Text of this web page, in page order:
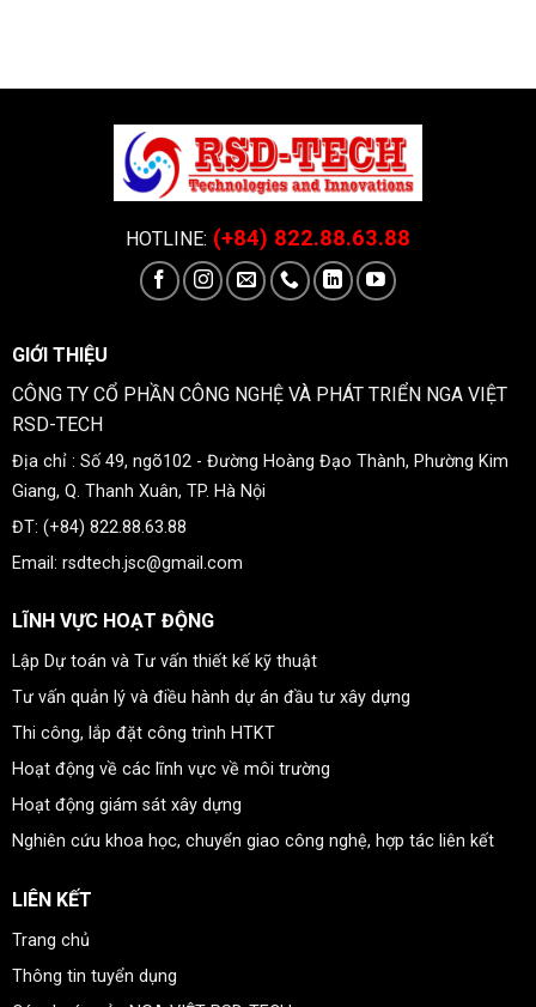
HOTLINE: (+84) 822.88.63.88
GIỚI THIỆU
CÔNG TY CỔ PHẦN CÔNG NGHỆ VÀ PHÁT TRIỂN NGA VIỆT
RSD-TECH
Địa chỉ : Số 49, ngõ102 - Đường Hoàng Đạo Thành, Phường Kim
Giang, Q. Thanh Xuân, TP. Hà Nội
ĐT: (+84) 822.88.63.88
Email: rsdtech.jsc@gmail.com
LĨNH VỰC HOẠT ĐỘNG
Lập Dự toán và Tư vấn thiết kế kỹ thuật
Tư vấn quản lý và điều hành dự án đầu tư xây dựng
Thi công, lắp đặt công trình HTKT
Hoạt động về các lĩnh vực về môi trường
Hoạt động giám sát xây dựng
Nghiên cứu khoa học, chuyển giao công nghệ, hợp tác liên kết
LIÊN KẾT
Trang chủ
Thông tin tuyển dụng